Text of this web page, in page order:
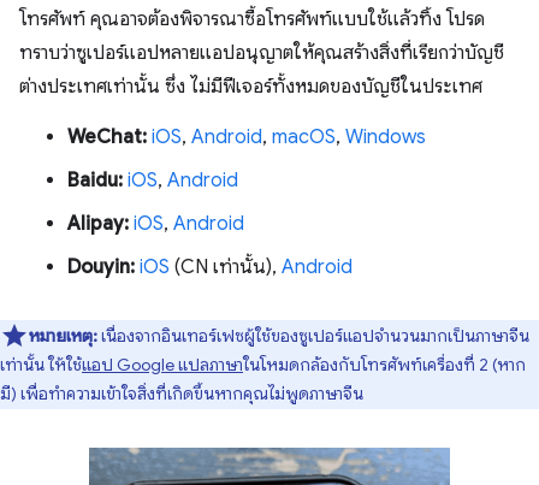
โทรศัพท์ คุณอาจต้องพิจารณาซื้อโทรศัพท์แบบใช้แล้วทิ้ง โปรด
ทราบว่าซูเปอร์แอปหลายแอปอนุญาตให้คุณสร้างสิ่งที่เรียกว่าบัญชี
ต่างประเทศเท่านั้น ซึ่ง ไม่มีฟีเจอร์ทั้งหมดของบัญชีในประเทศ
WeChat: iOS, Android, macOS, Windows
Baidu: iOS, Android
Alipay: iOS, Android
Douyin: iOS (CN เท่านั้น), Android
หมายเหตุ:เนื่องจากอินเทอร์เฟซผู้ใช้ของซูเปอร์แอปจำนวนมากเป็นภาษาจีน
เท่านั้น ให้ใช้แอป Google แปลภาษาในโหมดกล้องกับโทรศัพท์เครื่องที่ 2 (หาก
มี) เพื่อทำความเข้าใจสิ่งที่เกิดขึ้นหากคุณไม่พูดภาษาจีน